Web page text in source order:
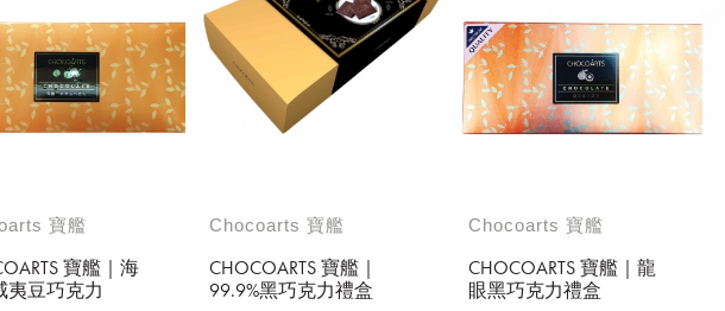
寶艦
寶艦｜海
夷豆巧克力
Chocoarts 寶艦
CHOCOARTS 寶艦｜
99.9%黑巧克力禮盒
Chocoarts 寶艦
CHOCOARTS 寶艦｜龍
眼黑巧克力禮盒